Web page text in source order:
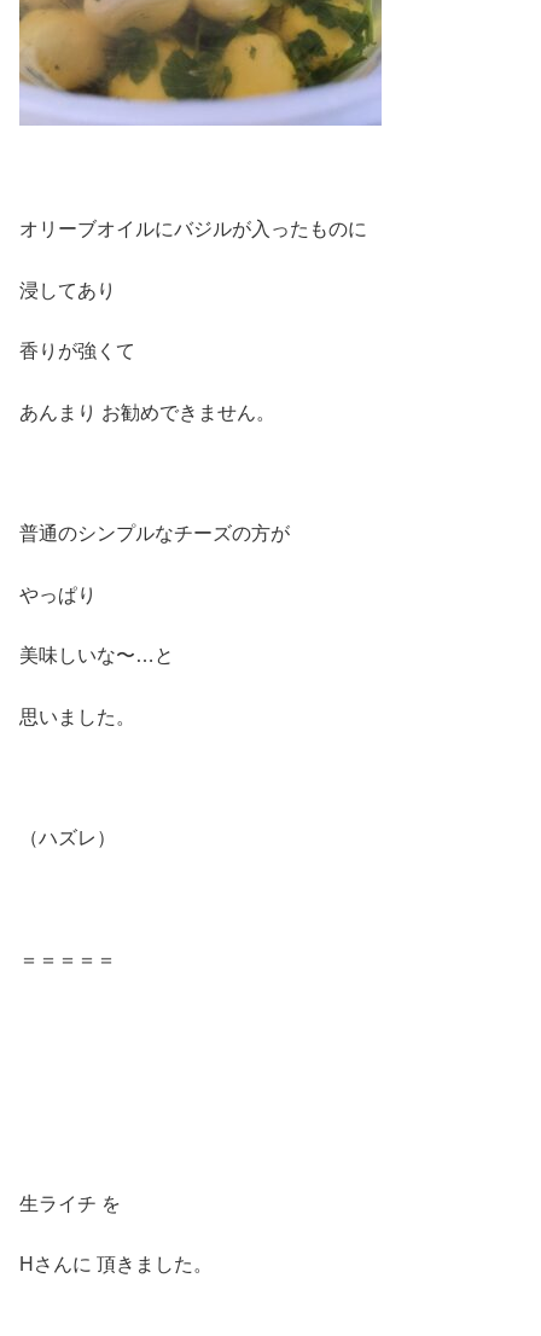
オリーブオイルにバジルが入ったものに
浸してあり
香りが強くて
あんまり お勧めできません。
普通のシンプルなチーズの方が
やっぱり
美味しいな〜…と
思いました。
（ハズレ）
＝＝＝＝＝
生ライチ を
Hさんに 頂きました。